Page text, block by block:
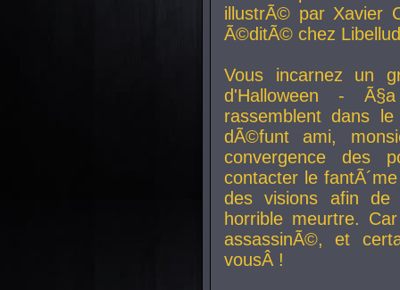
illustrÃ© par Xavier
Ã©ditÃ© chez
Vous incarnez un
d'Halloween -
rassemblent dans
dÃ©funt ami,
convergence des
contacter le
des visions afin
horrible meurtre.
assassinÃ©, et
vousÂ !